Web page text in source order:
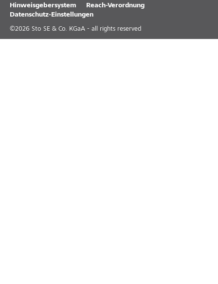
Hinweisgebersystem
Reach-Verordnung
Datenschutz-Einstellungen
©2026 Sto SE & Co. KGaA - all rights reserved